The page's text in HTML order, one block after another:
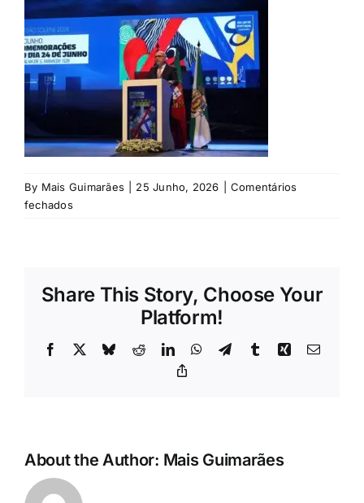
Rubricas
Jornal
Revista
Search
By Mais Guimarães 25 Junho, 2026
Comentários
fechadosem
Mais
Share This Story, Choose Your
Platform!
Facebook BlueskyRedditLinkedInWhatsApp
TelegramTumblrXing Email
About the Author: Mais Guimarães